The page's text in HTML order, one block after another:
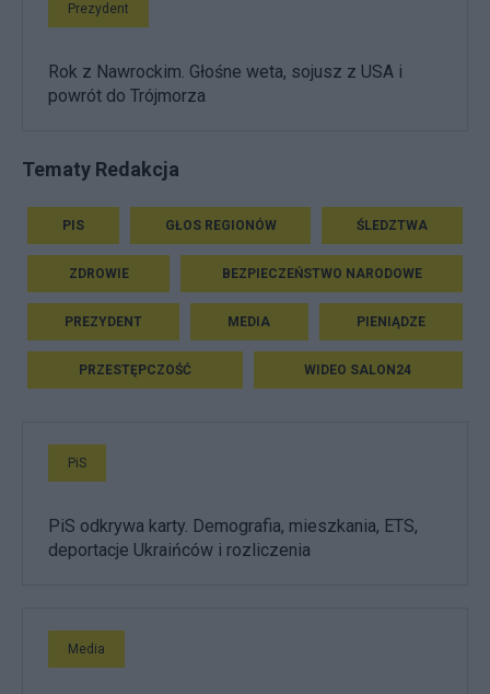
Prezydent
Rok z Nawrockim. Głośne weta, sojusz z USA i
powrót do Trójmorza
Tematy Redakcja
PIS GŁOS REGIONÓW ŚLEDZTWA
ZDROWIE BEZPIECZEŃSTWO NARODOWE
PREZYDENT MEDIA PIENIĄDZE
PRZESTĘPCZOŚĆ WIDEO SALON24
PiS
PiS odkrywa karty. Demografia, mieszkania, ETS,
deportacje Ukraińców i rozliczenia
Media